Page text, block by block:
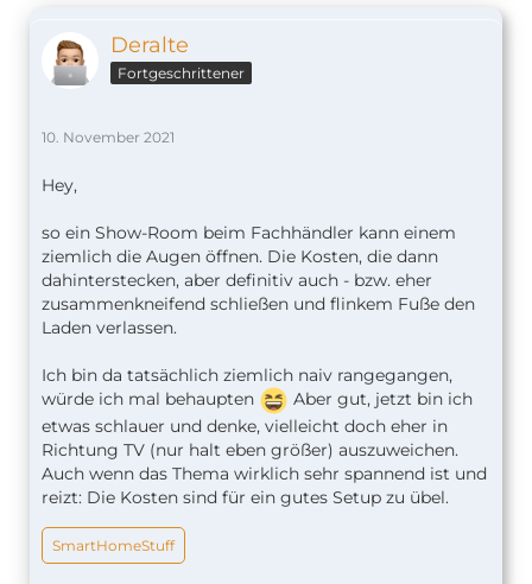
Deralte
Fortgeschrittener
10. November 2021
Hey,
so ein Show-Room beim Fachhändler kann einem
ziemlich die Augen öffnen. Die Kosten, die dann
dahinterstecken, aber definitiv auch - bzw. eher
zusammenkneifend schließen und flinkem Fuße den
Laden verlassen.
Ich bin da tatsächlich ziemlich naiv rangegangen,
würde ich mal behaupten
Aber gut, jetzt bin ich
etwas schlauer und denke, vielleicht doch eher in
Richtung TV (nur halt eben größer) auszuweichen.
Auch wenn das Thema wirklich sehr spannend ist und
reizt: Die Kosten sind für ein gutes Setup zu übel.
SmartHomeStuff